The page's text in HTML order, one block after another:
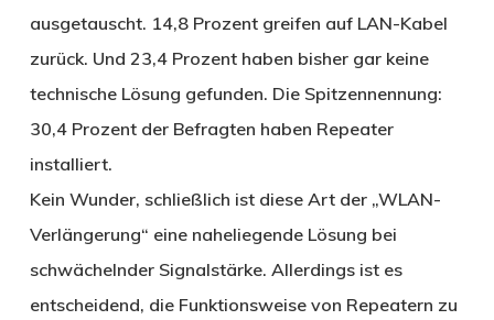
ausgetauscht. 14,8 Prozent greifen auf LAN-Kabel
zurück. Und 23,4 Prozent haben bisher gar keine
technische Lösung gefunden. Die Spitzennennung:
30,4 Prozent der Befragten haben Repeater
installiert.
Kein Wunder, schließlich ist diese Art der „WLAN-
Verlängerung“ eine naheliegende Lösung bei
schwächelnder Signalstärke. Allerdings ist es
entscheidend, die Funktionsweise von Repeatern zu